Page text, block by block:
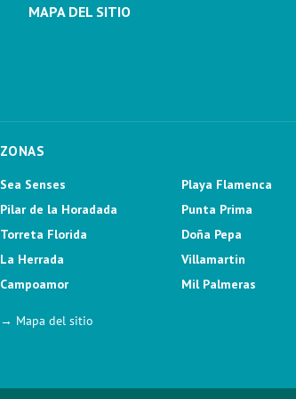
MAPA DEL SITIO
ZONAS
Sea Senses
Pilar de la Horadada
Torreta Florida
La Herrada
Campoamor
Playa Flamenca
Punta Prima
Doña Pepa
Villamartin
Mil Palmeras
→ Mapa del sitio